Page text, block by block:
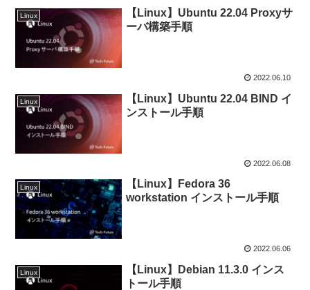
Linux
【Linux】Ubuntu 22.04 Proxyサ
ーバ構築手順
2022.06.10
Linux
【Linux】Ubuntu 22.04 BIND イ
ンストール手順
2022.06.08
Linux
【Linux】Fedora 36
workstation インストール手順
2022.06.06
Linux
【Linux】Debian 11.3.0 インス
トール手順